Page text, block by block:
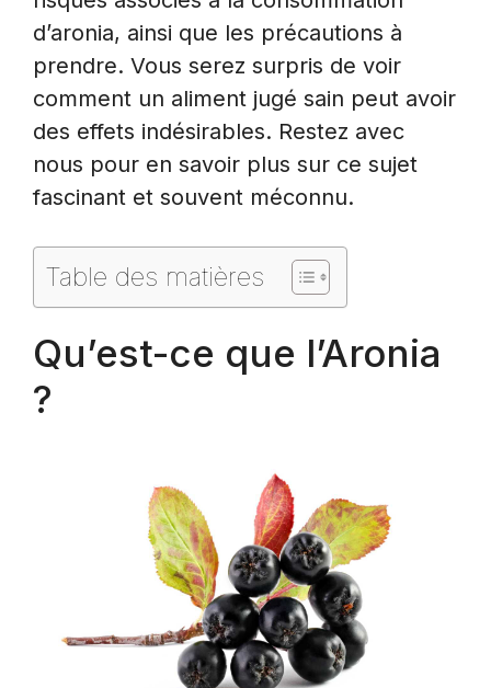
d’aronia, ainsi que les précautions à
prendre. Vous serez surpris de voir
comment un aliment jugé sain peut avoir
des effets indésirables. Restez avec
nous pour en savoir plus sur ce sujet
fascinant et souvent méconnu.
Table des matières
Qu’est-ce que l’Aronia
?